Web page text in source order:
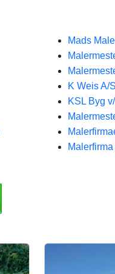
Mads
K Weis A/S
KSL Byg